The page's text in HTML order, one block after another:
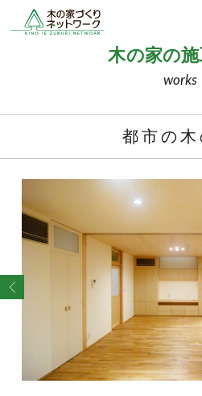
木の家の施
works
都市の木